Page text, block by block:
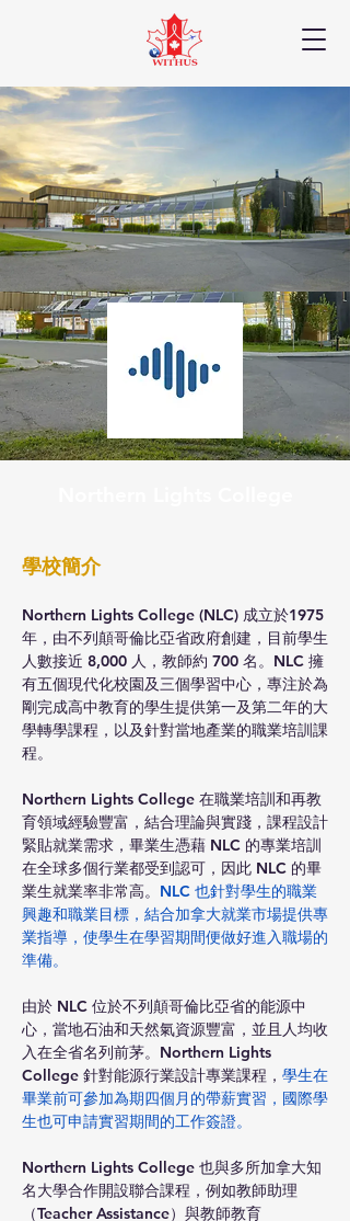
學校簡介
Northern Lights College (NLC) 成立於1975
年，由不列顛哥倫比亞省政府創建，目前學生
人數接近 8,000 人，教師約 700 名。NLC 擁
有五個現代化校園及三個學習中心，專注於為
剛完成高中教育的學生提供第一及第二年的大
學轉學課程，以及針對當地產業的職業培訓課
程。
Northern Lights College 在職業培訓和再教
育領域經驗豐富，結合理論與實踐，課程設計
緊貼就業需求，畢業生憑藉 NLC 的專業培訓
在全球多個行業都受到認可，因此 NLC 的畢
業生就業率非常高。 NLC 也針對學生的職業
興趣和職業目標，結合加拿大就業市場提供專
業指導，使學生在學習期間便做好進入職場的
準備。
由於 NLC 位於不列顛哥倫比亞省的能源中
心，當地石油和天然氣資源豐富，並且人均收
入在全省名列前茅。Northern Lights
College 針對能源行業設計專業課程， 學生在
畢業前可參加為期四個月的帶薪實習，國際學
生也可申請實習期間的工作簽證。
Northern Lights College 也與多所加拿大知
名大學合作開設聯合課程，例如教師助理
（Teacher Assistance）與教師教育